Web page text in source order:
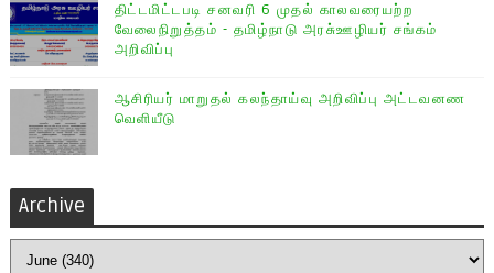
திட்டமிட்டபடி சனவரி 6 முதல் காலவரையற்ற
வேலைநிறுத்தம் - தமிழ்நாடு அரசு்ஊழியர் சங்கம்
அறிவிப்பு
ஆசிரியர் மாறுதல் கலந்தாய்வு அறிவிப்பு அட்டவனண
வெளியீடு
Archive